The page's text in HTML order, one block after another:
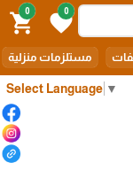
Select Language ▼
0
favorite
0
shopping_cart
مستلزمات منزلية